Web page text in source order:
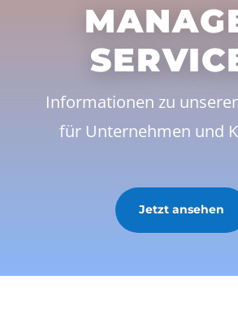
Informationen zu
für Unternehmen und
Jetzt ansehen